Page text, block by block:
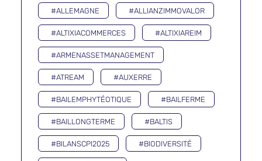
#ALLEMAGNE #ALLIANZIMMOVALOR
#ALTIXIACOMMERCES #ALTIXIAREIM
#ARMENASSETMANAGEMENT
#ATREAM #AUXERRE
#BAILEMPHYTÉOTIQUE #BAILFERME
#BAILLONGTERME #BALTIS
#BILANSCPI2025 #BIODIVERSITÉ